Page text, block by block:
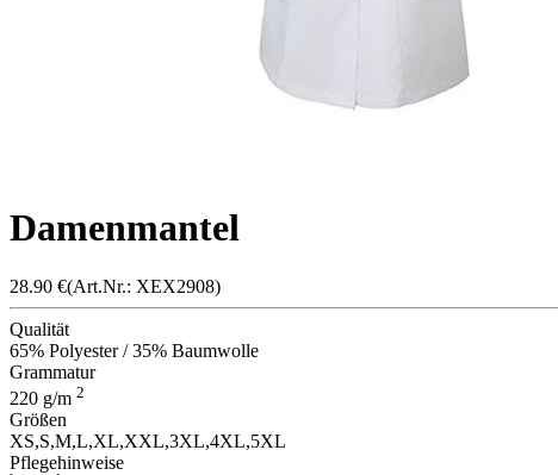
Damenmantel
28.90 €(Art.Nr.: XEX2908)
Qualität
65% Polyester / 35% Baumwolle
Grammatur
220 g/m 2
Größen
XS,S,M,L,XL,XXL,3XL,4XL,5XL
Pflegehinweise